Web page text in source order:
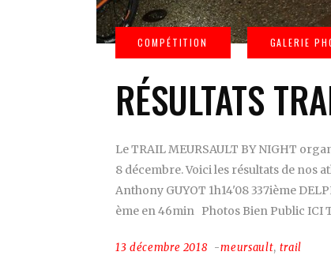
RÉSULTATS
Le TRAIL MEURSAULT BY NIGHT
8 décembre. Voici les résultats de nos
Anthony GUYOT 1h14'08 337ième
ème en 46min Photos Bien Public ICI
13 décembre 2018 meursault, trail